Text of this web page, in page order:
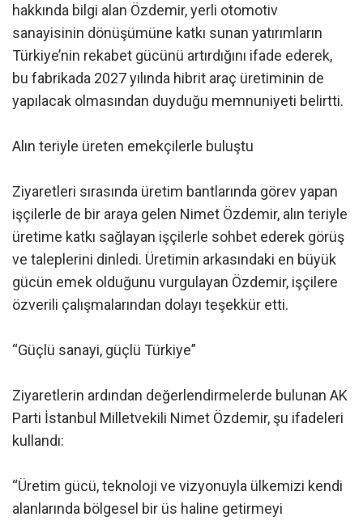
hakkında bilgi alan Özdemir, yerli otomotiv
sanayisinin dönüşümüne katkı sunan yatırımların
Türkiye’nin rekabet gücünü artırdığını ifade ederek,
bu fabrikada 2027 yılında hibrit araç üretiminin de
yapılacak olmasından duyduğu memnuniyeti belirtti.
Alın teriyle üreten emekçilerle buluştu
Ziyaretleri sırasında üretim bantlarında görev yapan
işçilerle de bir araya gelen Nimet Özdemir, alın teriyle
üretime katkı sağlayan işçilerle sohbet ederek görüş
ve taleplerini dinledi. Üretimin arkasındaki en büyük
gücün emek olduğunu vurgulayan Özdemir, işçilere
özverili çalışmalarından dolayı teşekkür etti.
“Güçlü sanayi, güçlü Türkiye”
Ziyaretlerin ardından değerlendirmelerde bulunan AK
Parti İstanbul Milletvekili Nimet Özdemir, şu ifadeleri
kullandı:
“Üretim gücü, teknoloji ve vizyonuyla ülkemizi kendi
alanlarında bölgesel bir üs haline getirmeyi